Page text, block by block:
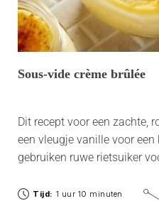
Sous-vide crème brûlée
Dit recept voor een zachte,
een vleugje vanille voor
gebruiken ruwe rietsuiker
sneller.
Tijd: 1 uur 10 minuten